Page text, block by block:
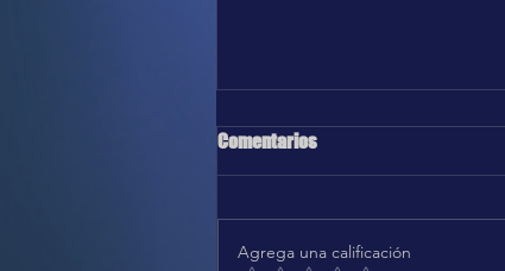
Comentarios
Agrega una calificación